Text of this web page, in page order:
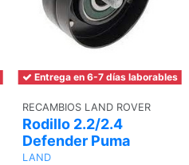
Entrega en 6-7 días laborables
RECAMBIOS LAND ROVER
Rodillo 2.2/2.4
Defender Puma
LAND